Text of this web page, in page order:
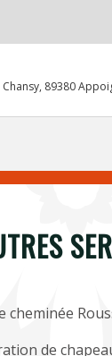
89380
cheminée
de